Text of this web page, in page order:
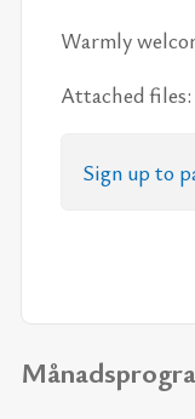
Warm­ly
At­ta­ched fi­les:
Sign up to